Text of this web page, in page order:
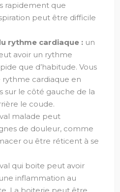
rapidement que
peut être difficile
rythme cardiaque : un
avoir un rythme
que d’habitude. Vous
rythme cardiaque en
sur le côté gauche de la
le coude.
malade peut
de douleur, comme
ou être réticent à se
qui boite peut avoir
inflammation au